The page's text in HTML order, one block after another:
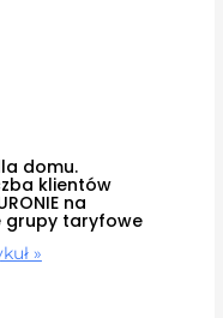
domu.
klientów
na
grupy taryfowe
»